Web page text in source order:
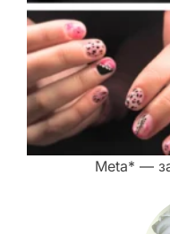
Meta* —